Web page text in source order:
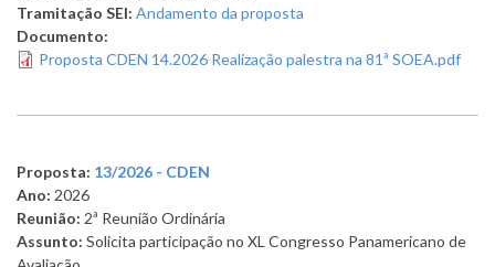
Tramitação SEI: Andamento da proposta
Documento:
Proposta CDEN 14.2026 Realização palestra na 81ª SOEA.pdf
Proposta: 13/2026 - CDEN
Ano: 2026
Reunião: 2ª Reunião Ordinária
Assunto: Solicita participação no XL Congresso Panamericano de